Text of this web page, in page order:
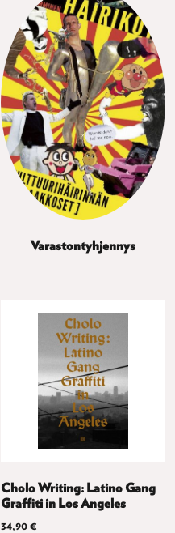
Varastontyhjennys
Cholo Writing: Latino Gang
Graffiti in Los Angeles
34,90€